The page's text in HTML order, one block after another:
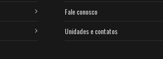
Fale conosco
Unidades e contatos